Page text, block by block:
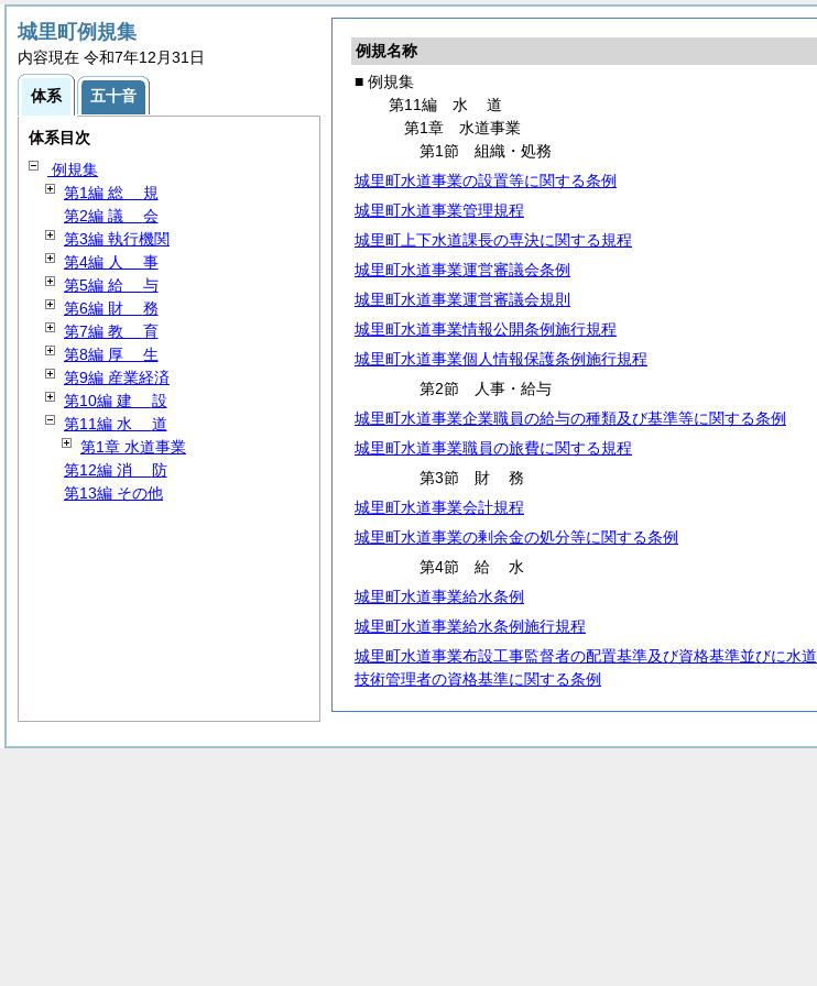
例規名称
■ 例規集
第11編 水道
第1章 水道事業
第1節 組織・処務
城里町水道事業の設置等に関する条例
城里町水道事業管理規程
城里町上下水道課長の専決に関する規程
城里町水道事業運営審議会条例
城里町水道事業運営審議会規則
城里町水道事業情報公開条例施行規程
城里町水道事業個人情報保護条例施行規程
第2節 人事・給与
城里町水道事業企業職員の給与の種類及び基準等に関する条例
城里町水道事業職員の旅費に関する規程
第3節 財務
城里町水道事業会計規程
城里町水道事業の剰余金の処分等に関する条例
第4節 給水
城里町水道事業給水条例
城里町水道事業給水条例施行規程
城里町水道事業布設工事監督者の配置基準及び資格基準並びに水道
技術管理者の資格基準に関する条例
城里町例規集
内容現在 令和7年12月31日
体系 五十音
体系目次
例規集
第1編 総 規
第2編 議 会
第3編 執行機関
第4編 人 事
第5編 給 与
第6編 財 務
第7編 教 育
第8編 厚 生
第9編 産業経済
第10編 建 設
第11編 水 道
第1章 水道事業
第12編 消 防
第13編 その他